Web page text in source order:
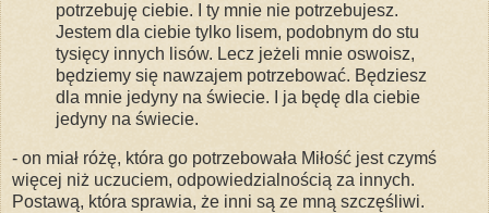
potrzebuję ciebie. I ty mnie nie potrzebujesz.
Jestem dla ciebie tylko lisem, podobnym do stu
tysięcy innych lisów. Lecz jeżeli mnie oswoisz,
będziemy się nawzajem potrzebować. Będziesz
dla mnie jedyny na świecie. I ja będę dla ciebie
jedyny na świecie.
- on miał różę, która go potrzebowała Miłość jest czymś
więcej niż uczuciem, odpowiedzialnością za innych.
Postawą, która sprawia, że inni są ze mną szczęśliwi.